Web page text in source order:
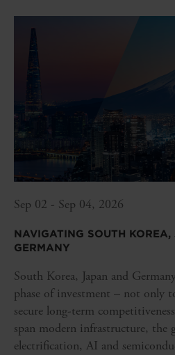
Sep 02 - Sep 04, 2026
NAVIGATING SOUTH
GERMANY
South Korea, Japan and
phase of investment – not only
secure long-term
span modern infrastructure, the
electrification, AI and